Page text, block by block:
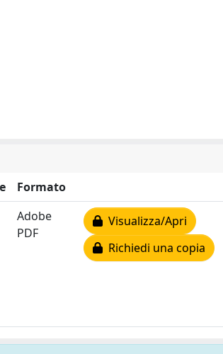
Formato
Adobe
PDF
Visualizza/Apri
Richiedi una copia